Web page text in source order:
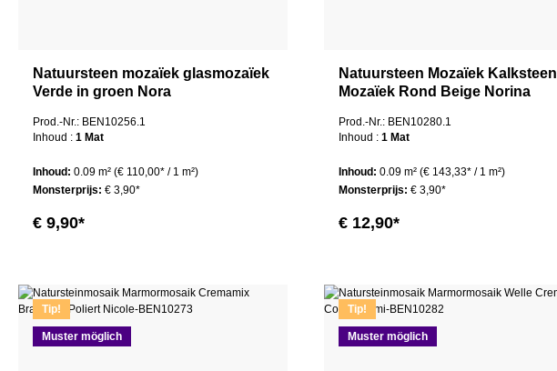
Natuursteen mozaïek glasmozaïek
Verde in groen Nora
Prod.-Nr.: BEN10256.1
Inhoud : 1 Mat
Inhoud: 0.09 m² (€ 110,00* / 1 m²)
Monsterprijs: € 3,90*
€ 9,90*
Natuursteen Mozaïek Kalksteen
Mozaïek Rond Beige Norina
Prod.-Nr.: BEN10280.1
Inhoud : 1 Mat
Inhoud: 0.09 m² (€ 143,33* / 1 m²)
Monsterprijs: € 3,90*
€ 12,90*
Tip!
Muster möglich
Tip!
Muster möglich